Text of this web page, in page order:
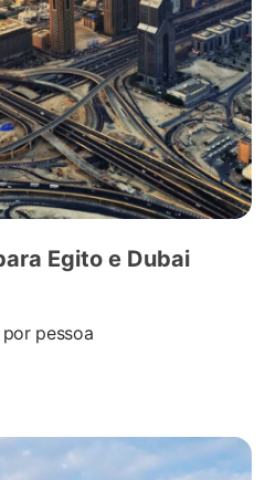
Egito e Dubai
por pessoa